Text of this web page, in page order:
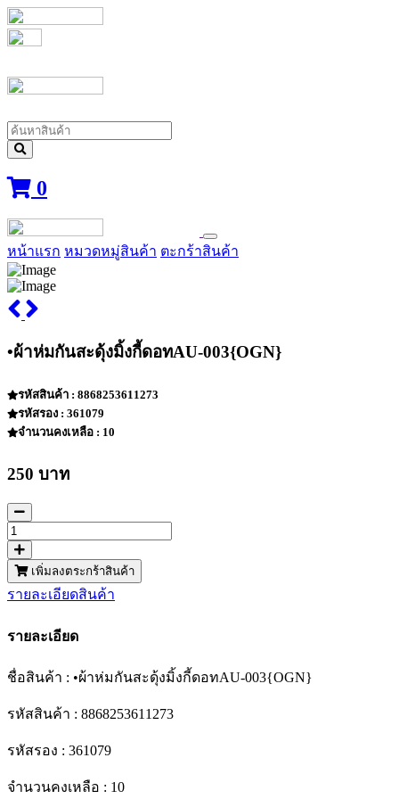
0
หน้าแรก หมวดหมู่สินค้า ตะกร้าสินค้า
•ผ้าห่มกันสะดุ้งมิ้งกี้ดอทAU-003{OGN}
รหัสสินค้า : 8868253611273
รหัสรอง : 361079
จำนวนคงเหลือ : 10
250 บาท
เพิ่มลงตระกร้าสินค้า
รายละเอียดสินค้า
รายละเอียด
ชื่อสินค้า : •ผ้าห่มกันสะดุ้งมิ้งกี้ดอทAU-003{OGN}
รหัสสินค้า : 8868253611273
รหัสรอง : 361079
จำนวนคงเหลือ : 10